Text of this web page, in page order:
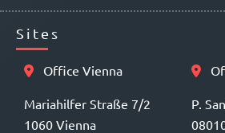
Sites
Office Vienna
Mariahilfer Straße 7/2
1060 Vienna
P.